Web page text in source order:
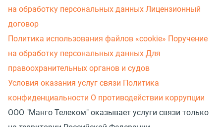
на обработку персональных данных Лицензионный
договор
Политика использования файлов «cookie» Поручение
на обработку персональных данных Для
правоохранительных органов и судов
Условия оказания услуг связи Политика
конфиденциальности О противодействии коррупции
ООО "Манго Телеком" оказывает услуги связи только